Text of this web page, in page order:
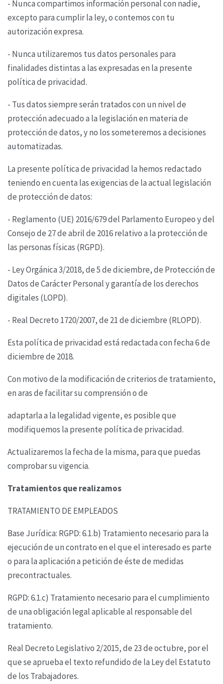
- Nunca compartimos información personal con nadie,
excepto para cumplir la ley, o contemos con tu
autorización expresa.
- Nunca utilizaremos tus datos personales para
finalidades distintas a las expresadas en la presente
política de privacidad.
- Tus datos siempre serán tratados con un nivel de
protección adecuado a la legislación en materiade
protección de datos, y no los someteremos a decisiones
automatizadas.
La presente política de privacidad la hemos redactado
teniendo en cuenta las exigencias de laactual legislación
de protección de datos:
- Reglamento (UE) 2016/679 del Parlamento Europeo y del
Consejo de 27 de abril de 2016 relativoa la protección de
las personas físicas (RGPD).
- Ley Orgánica 3/2018, de 5 de diciembre, de Protección de
Datos de Carácter Personal y garantíade los derechos
digitales (LOPD).
- Real Decreto 1720/2007, de 21 de diciembre (RLOPD).
Esta política de privacidad está redactada con fecha 6 de
diciembre de 2018.
Con motivo de la modificación de criterios de tratamiento,
en aras de facilitar su comprensión o de
adaptarla a la legalidad vigente, es posible que
modifiquemos la presente política de privacidad.
Actualizaremos la fecha de la misma, para que puedas
comprobar su vigencia.
Tratamientos que realizamos
TRATAMIENTO DE EMPLEADOS
Base Jurídica: RGPD: 6.1.b) Tratamiento necesario para la
ejecución de un contrato en el que el interesado es parte
o para la aplicación a petición de éste de medidas
precontractuales.
RGPD: 6.1.c) Tratamiento necesario para el cumplimiento
de una obligación legal aplicable al responsable del
tratamiento.
Real Decreto Legislativo 2/2015, de 23 de octubre, por el
que se aprueba el texto refundido de la Ley del Estatuto
de los Trabajadores.